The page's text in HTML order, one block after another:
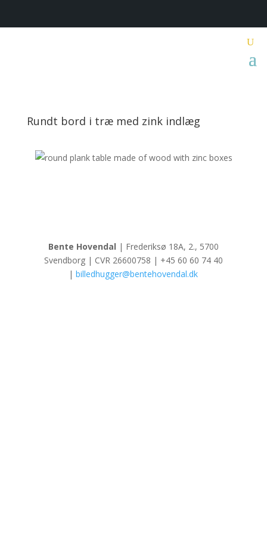
Rundt bord i træ med zink indlæg
Bente Hovendal | Frederiksø 18A, 2., 5700
Svendborg | CVR 26600758 | +45 60 60 74 40
|billedhugger@bentehovendal.dk